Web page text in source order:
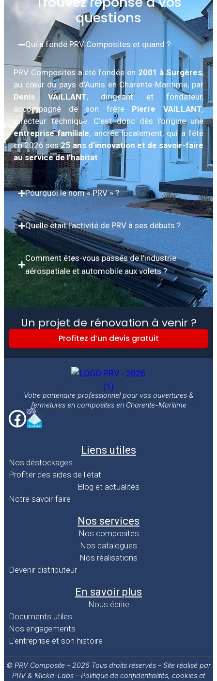
questions
Qui a fondé PRV Composites et quand ?
PRV Composites a été fondée en 2001 à Surgères,
au cœur du pays d’Aunis en Charente-Maritime, par
Denis VAILLANT, dirigeant et fondateur,
accompagné de son frère Pierre VAILLANT,
directeur technique. C’est donc dès l’origine une
entreprise familiale, ancrée localement, qui a fêté
en 2026 ses25 ans d’innovation et de savoir-faire
au service de l’habitat.
Pourquoi le nom « PRV » ?
Quelle était l'activité de PRV à ses débuts ?
Comment êtes-vous passés de l'industrie
aérospatiale et automobile aux volets ?
Un projet de rénovation à venir ?
Profitez d’un devis gratuit
Votre partenaire professionnel pour vos ouvertures &
fermetures en composites en Charente-Maritime
Liens utiles
Nos déstockages
Profiter des aides de l'état
Blog et actualités
Notre savoir-faire
Nos services
Nos composites
Nos catalogues
Nos réalisations
Devenir distributeur
En savoir plus
Nous écrire
Documents utiles
Nos engagements
L'entreprise et son histoire
© PRV Composite – 2026 Tous droits réservés – Site réalisé par
PRV & Micka-Labs – Politique de confidentialités, cookies et